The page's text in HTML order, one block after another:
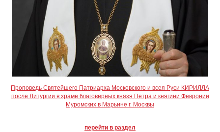
Проповедь Святейшего Патриарха Московского и всея Руси КИРИЛЛА
после Литургии в храме благоверных князя Петра и княгини Февронии
Муромских в Марьине г. Москвы
перейти в раздел